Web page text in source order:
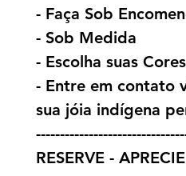
- Faça Sob
- Sob Medida
- Escolha suas
- Entre em contato
sua jóia indígena
RESERVE -